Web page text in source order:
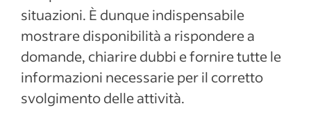
situazioni. È dunque indispensabile
mostrare disponibilità a rispondere a
domande, chiarire dubbi e fornire tutte le
informazioni necessarie per il corretto
svolgimento delle attività.